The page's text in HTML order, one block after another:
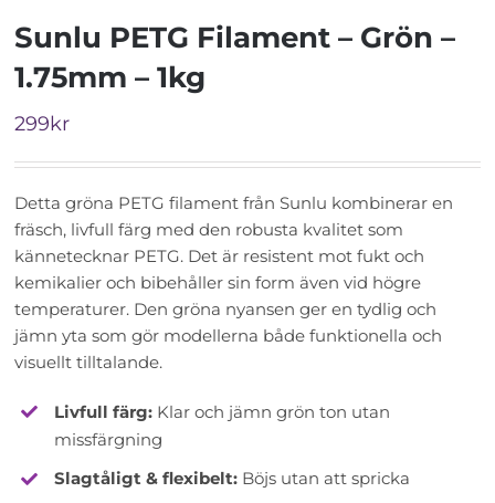
Sunlu PETG Filament – Grön –
1.75mm – 1kg
299kr
Detta gröna PETG filament från Sunlu kombinerar en
fräsch, livfull färg med den robusta kvalitet som
kännetecknar PETG. Det är resistent mot fukt och
kemikalier och bibehåller sin form även vid högre
temperaturer. Den gröna nyansen ger en tydlig och
jämn yta som gör modellerna både funktionella och
visuellt tilltalande.
Livfull färg: Klar och jämn grön ton utan
missfärgning
Slagtåligt & flexibelt: Böjs utan att spricka